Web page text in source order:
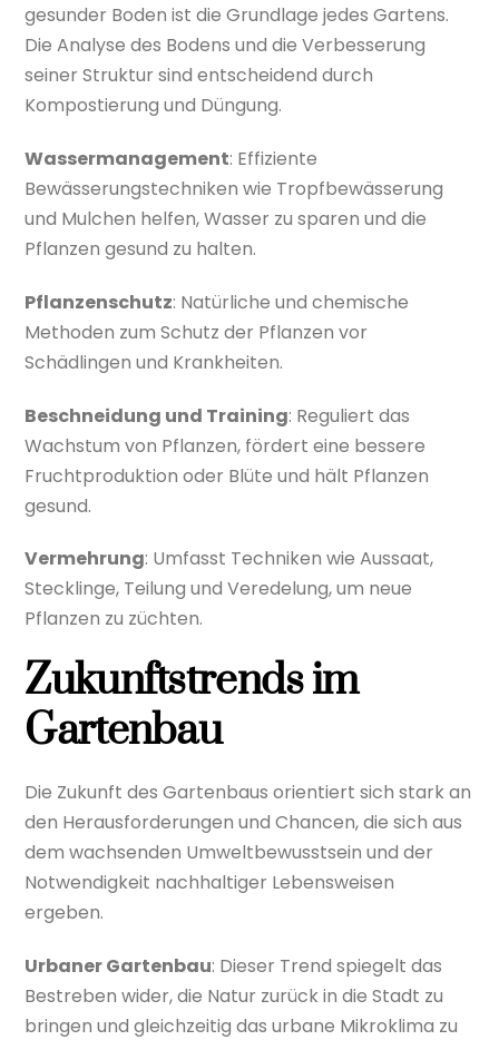
gesunder Boden ist die Grundlage jedes Gartens.
Die Analyse des Bodens und die Verbesserung
seiner Struktur sind entscheidend durch
Kompostierung und Düngung.
Wassermanagement: Effiziente
Bewässerungstechniken wie Tropfbewässerung
und Mulchen helfen, Wasser zu sparen und die
Pflanzen gesund zu halten.
Pflanzenschutz: Natürliche und chemische
Methoden zum Schutz der Pflanzen vor
Schädlingen und Krankheiten.
Beschneidung und Training: Reguliert das
Wachstum von Pflanzen, fördert eine bessere
Fruchtproduktion oder Blüte und hält Pflanzen
gesund.
Vermehrung: Umfasst Techniken wie Aussaat,
Stecklinge, Teilung und Veredelung, um neue
Pflanzen zu züchten.
Zukunftstrends im
Gartenbau
Die Zukunft des Gartenbaus orientiert sich stark an
den Herausforderungen und Chancen, die sich aus
dem wachsenden Umweltbewusstsein und der
Notwendigkeit nachhaltiger Lebensweisen
ergeben.
Urbaner Gartenbau: Dieser Trend spiegelt das
Bestreben wider, die Natur zurück in die Stadt zu
bringen und gleichzeitig das urbane Mikroklima zu